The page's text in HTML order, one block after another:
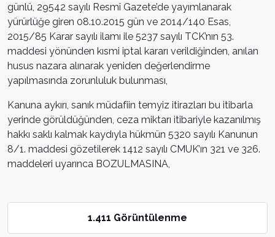
günlü, 29542 sayılı Resmî Gazete’de yayımlanarak
yürürlüğe giren 08.10.2015 gün ve 2014/140 Esas,
2015/85 Karar sayılı ilamı ile 5237 sayılı TCK’nın 53.
maddesi yönünden kısmi iptal kararı verildiğinden, anılan
husus nazara alınarak yeniden değerlendirme
yapılmasında zorunluluk bulunması,
Kanuna aykırı, sanık müdafiin temyiz itirazları bu itibarla
yerinde görüldüğünden, ceza miktarı itibariyle kazanılmış
hakkı saklı kalmak kaydıyla hükmün 5320 sayılı Kanunun
8/1. maddesi gözetilerek 1412 sayılı CMUK’ın 321 ve 326.
maddeleri uyarınca BOZULMASINA,
1.411 Görüntülenme